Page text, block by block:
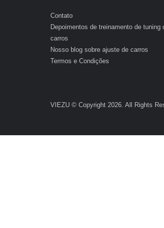
Contato
Depoimentos de treinamento de tuning
carros
Nosso blog sobre ajuste de carros
Termos e Condições
VIEZU © Copyright 2026. All Rights